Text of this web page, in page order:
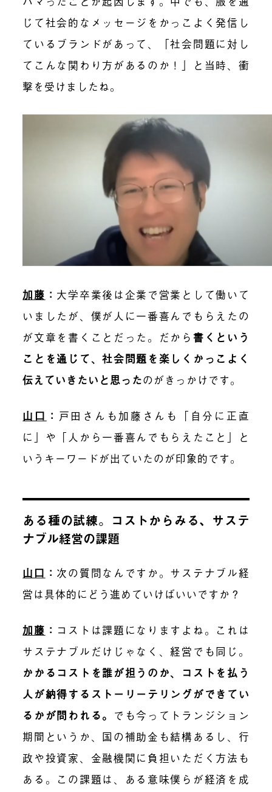
じて社会的なメッセージをかっこよく発信し
ているブランドがあって、「社会問題に対し
てこんな関わり方があるのか！」と当時、衝
撃を受けましたね。
加藤 ： 大学卒業後は企業で営業として働いて
いましたが、僕が人に一番喜んでもらえたの
が文章を書くことだった。だから 書くという
ことを通じて、社会問題を楽しくかっこよく
伝えていきたいと思ったのがきっかけです。
山口 ： 戸田さんも加藤さんも「自分に正直
に」や「人から一番喜んでもらえたこと」と
いうキーワードが出ていたのが印象的です。
ある種の試練。コストからみる、サステ
ナブル経営の課題
山口 ： 次の質問なんですか。サステナブル経
営は具体的にどう進めていけばいいですか？
加藤 ： コストは課題になりますよね。これは
サステナブルだけじゃなく、経営でも同じ。
かかるコストを誰が担うのか、コストを払う
人が納得するストーリーテリングができてい
るかが問われる。 でも今ってトランジション
期間というか、国の補助金も結構あるし、行
政や投資家、金融機関に負担いただく方法も
ある。この課題は、ある意味僕らが経済を成